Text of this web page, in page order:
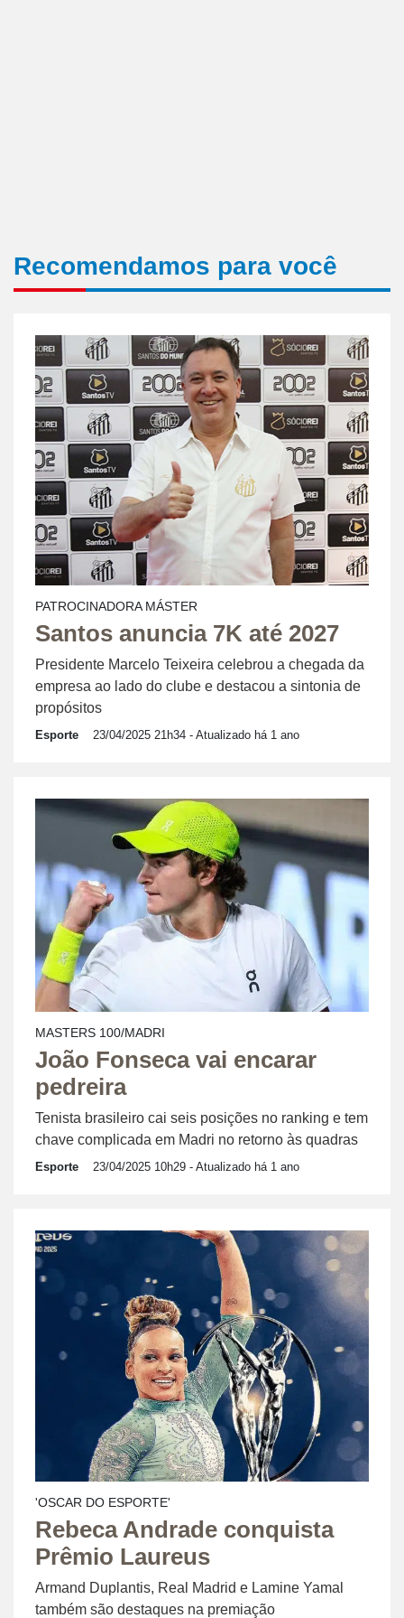
Recomendamos para você
PATROCINADORA MÁSTER
Santos anuncia 7K até 2027
Presidente Marcelo Teixeira celebrou a chegada da
empresa ao lado do clube e destacou a sintonia de
propósitos
Esporte 23/04/2025 21h34 - Atualizado há 1 ano
MASTERS 100/MADRI
João Fonseca vai encarar
pedreira
Tenista brasileiro cai seis posições no ranking e tem
chave complicada em Madri no retorno às quadras
Esporte 23/04/2025 10h29 - Atualizado há 1 ano
'OSCAR DO ESPORTE'
Rebeca Andrade conquista
Prêmio Laureus
Armand Duplantis, Real Madrid e Lamine Yamal
também são destaques na premiação